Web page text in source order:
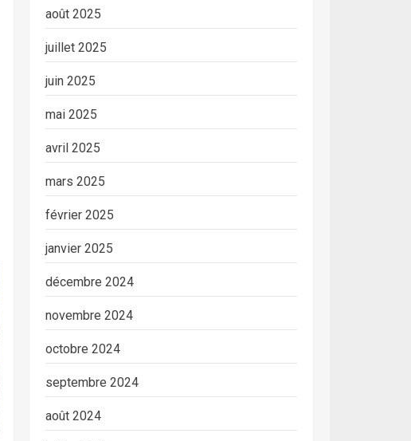
août 2025
juillet 2025
juin 2025
mai 2025
avril 2025
mars 2025
février 2025
janvier 2025
décembre 2024
novembre 2024
octobre 2024
septembre 2024
août 2024